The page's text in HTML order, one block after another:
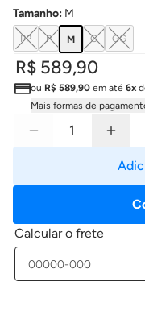
Tamanho: M
PP P M G GG
R$ 589,90
ou R$ 589,90em até 6x
Mais formas de
Calcular o frete